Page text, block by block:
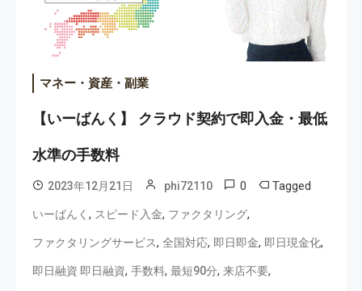
マネー・資産・副業
【いーばんく】 クラウド契約で即入金・最低
水準の手数料
2023年12月21日 phi72110 0 Tagged
いーばんく , スピード入金, ファクタリング,
ファクタリングサービス, 全国対応, 即日即金, 即日現金化,
即日融資 即日融資, 手数料, 最短90分, 来店不要,